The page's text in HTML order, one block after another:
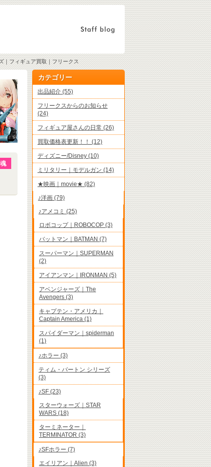
｜フィギュア買取｜フリークス
カテゴリー
出品紹介 (55)
フリークスからのお知らせ
(24)
フィギュア屋さんの日常 (26)
買取価格表更新！！ (12)
ディズニー/Disney (10)
ミリタリー｜モデルガン (14)
★映画｜movie★ (82)
♪洋画 (79)
♪アメコミ (25)
ロボコップ｜ROBOCOP (3)
バットマン｜BATMAN (7)
スーパーマン｜SUPERMAN
(2)
アイアンマン｜IRONMAN (5)
アベンジャーズ｜The
Avengers (3)
キャプテン・アメリカ｜
Captain America (1)
スパイダーマン｜spiderman
(1)
♪ホラー (3)
ティム・バートン シリーズ
(3)
♪SF (23)
スターウォーズ｜STAR
WARS (18)
ターミネーター｜
TERMINATOR (3)
♪SFホラー (7)
エイリアン｜Alien (3)